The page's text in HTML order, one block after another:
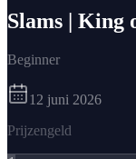
Slams | King
Beginner
12 juni 2026
Prijzengeld